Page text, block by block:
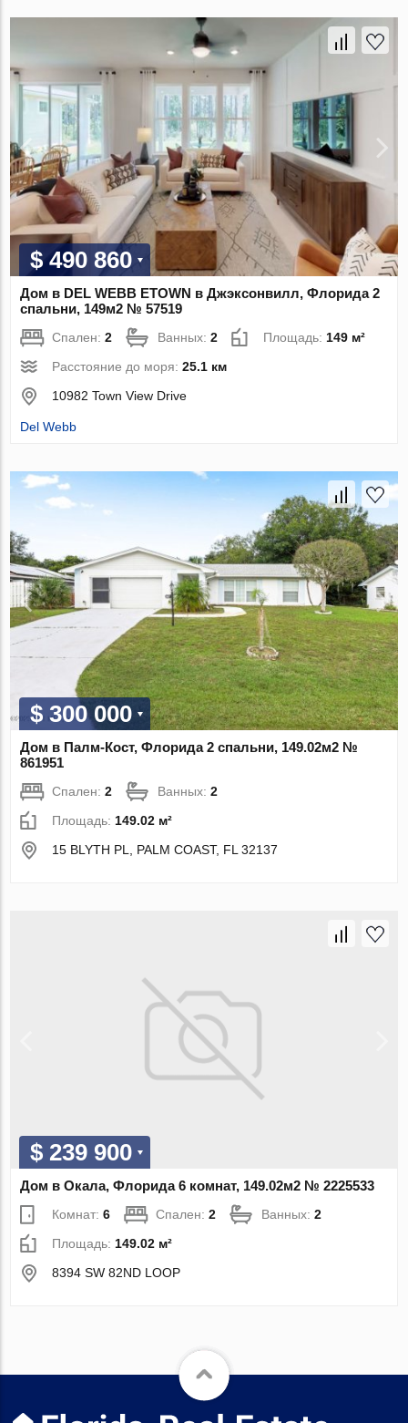
$ 490 860
Дом в DEL WEBB ETOWN в Джэксонвилл, Флорида 2
спальни, 149м2 № 57519
Спален:2 Ванных:2 Площадь: 149 м²
Расстояние до моря:25.1 км
10982 Town View Drive
Del Webb
$ 300 000
Дом в Палм-Кост, Флорида 2 спальни, 149.02м2 №
861951
Спален:2 Ванных:2
Площадь: 149.02 м²
15 BLYTH PL, PALM COAST, FL 32137
$ 239 900
Дом в Окала, Флорида 6 комнат, 149.02м2 № 2225533
Комнат:6 Спален:2 Ванных:2
Площадь:149.02 м²
8394 SW 82ND LOOP